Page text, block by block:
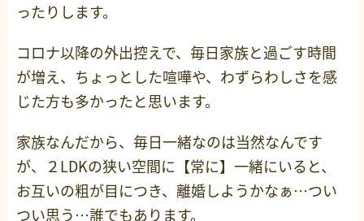
ったりします。
コロナ以降の外出控えで、毎日家族と過ごす時間
が増え、ちょっとした喧嘩や、わずらわしさを感
じた方も多かったと思います。
家族なんだから、毎日一緒なのは当然なんです
が、２LDKの狭い空間に【常に】一緒にいると、
お互いの粗が目につき、離婚しようかなぁ…つい
つい思う…誰でもあります。